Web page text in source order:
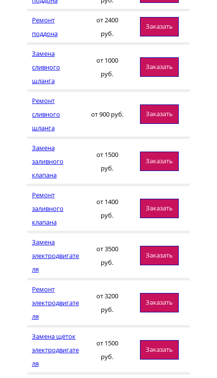
Ремонт
поддона
от 2400
руб.
Заказать
Замена
сливного
шланга
от 1000
руб.
Заказать
Ремонт
сливного
шланга
от 900 руб. Заказать
Замена
заливного
клапана
от 1500
руб.
Заказать
Ремонт
заливного
клапана
от 1400
руб.
Заказать
Замена
электродвигате
ля
от 3500
руб.
Заказать
Ремонт
электродвигате
ля
от 3200
руб.
Заказать
Замена щёток
электродвигате
ля
от 1500
руб.
Заказать